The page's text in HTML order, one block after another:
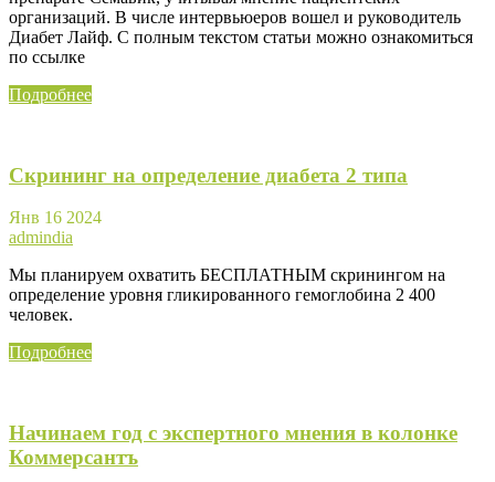
организаций. В числе интервьюеров вошел и руководитель
Диабет Лайф. С полным текстом статьи можно ознакомиться
по ссылке
Подробнее
Скрининг на определение диабета 2 типа
Янв 16 2024
admindia
Мы планируем охватить БЕСПЛАТНЫМ скринингом на
определение уровня гликированного гемоглобина 2 400
человек.
Подробнее
Начинаем год с экспертного мнения в колонке
Коммерсантъ